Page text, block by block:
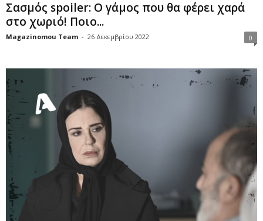
Σασμός spoiler: Ο γάμος που θα φέρει χαρά
στο χωριό! Ποιο...
Magazinomou Team - 26 Δεκεμβρίου 2022 0